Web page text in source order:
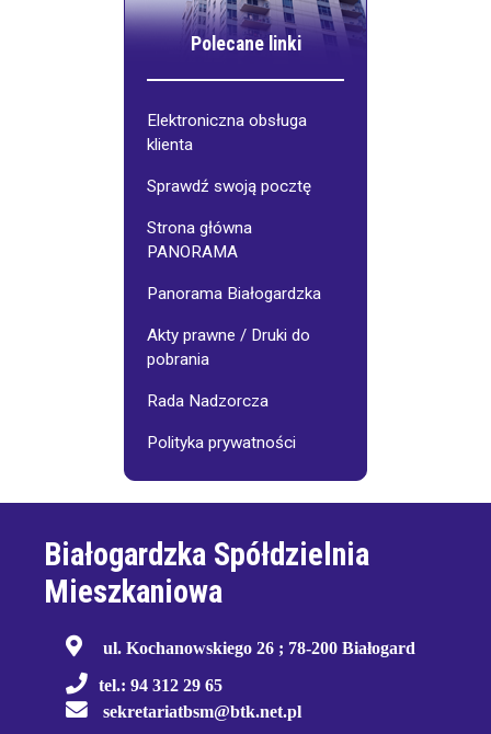
Polecane linki
Elektroniczna obsługa
klienta
Sprawdź swoją pocztę
Strona główna
PANORAMA
Panorama Białogardzka
Akty prawne / Druki do
pobrania
Rada Nadzorcza
Polityka prywatności
Białogardzka Spółdzielnia
Mieszkaniowa
ul. Kochanowskiego 26 ; 78-200 Białogard
tel.: 94 312 29 65
sekretariatbsm@btk.net.pl